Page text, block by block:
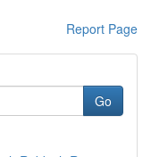
Report Page
Go